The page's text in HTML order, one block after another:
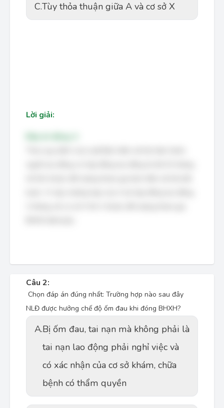
C.Tùy thỏa thuận giữa A và cơ sở X
Lời giải:
Câu 2:
Chọn đáp án đúng nhất: Trường hợp nào sau đây
NLĐ được hưởng chế độ ốm đau khi đóng BHXH?
A.Bị ốm đau, tai nạn mà không phải là
tai nạn lao động phải nghỉ việc và
có xác nhận của cơ sở khám, chữa
bệnh có thẩm quyền